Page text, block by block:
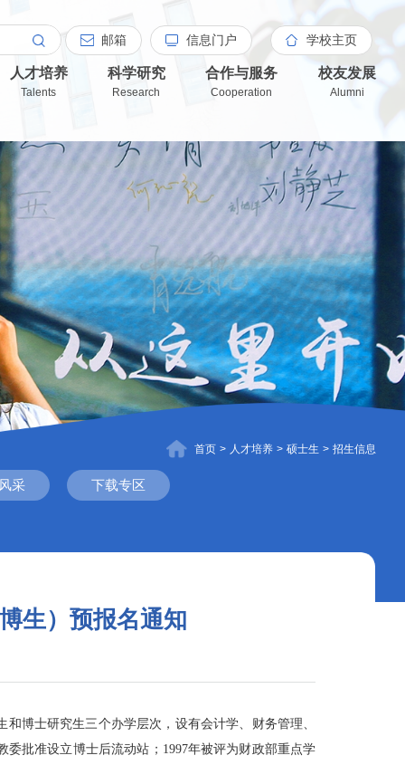
邮箱 信息门户 学校主页
人才培养
Talents
科学研究
Research
合作与服务
Cooperation
校友发展
Alumni
首页 > 人才培养 > 硕士生 > 招生信息
采 下载专区
生）预报名通知
博士研究生三个办学层次，设有会计学、财务管理、
批准设立博士后流动站；1997年被评为财政部重点学